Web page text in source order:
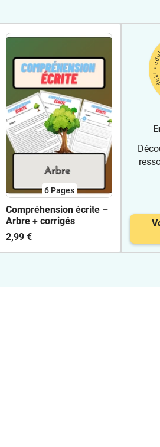
6 Pages
Compréhension écrite –
Arbre + corrigés
2,99 €